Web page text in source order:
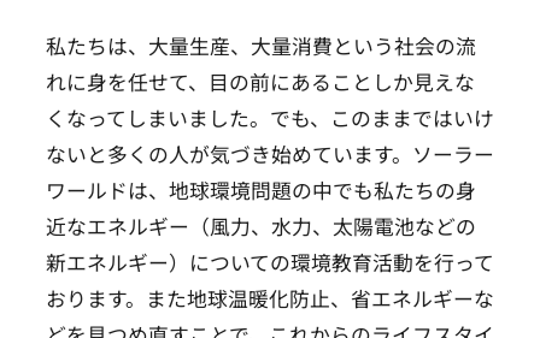
私たちは、大量生産、大量消費という社会の流
れに身を任せて、目の前にあることしか見えな
くなってしまいました。 でも、このままではいけ
ないと多くの人が気づき始めています。 ソーラー
ワールドは、地球環境問題の中でも私たちの身
近なエネルギー （風力、水力、太陽電池などの
新エネルギー）についての環境教育活動を行って
おります。 また地球温暖化防止、省エネルギーな